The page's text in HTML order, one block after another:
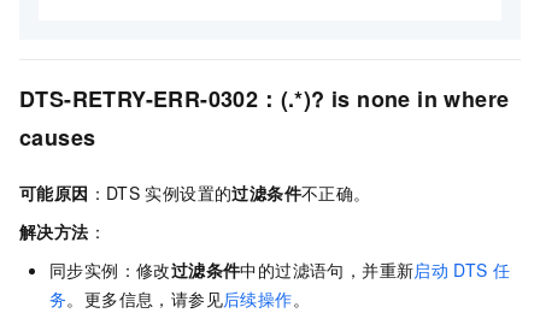
DTS-RETRY-ERR-0302：(.*)? is none in where
causes
可能原因 ：DTS 实例设置的过滤条件不正确。
解决方法 ：
同步实例：修改过滤条件中的过滤语句，并重新启动 DTS 任
务。更多信息，请参见后续操作。